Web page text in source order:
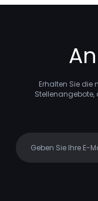
Erhalten Sie
Stellenangebote,